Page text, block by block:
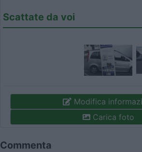
Scattate da voi
Modifica
Carica foto
Commenta